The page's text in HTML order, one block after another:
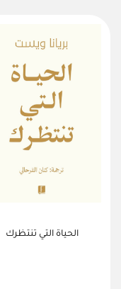
الحياة التي تنتظرك